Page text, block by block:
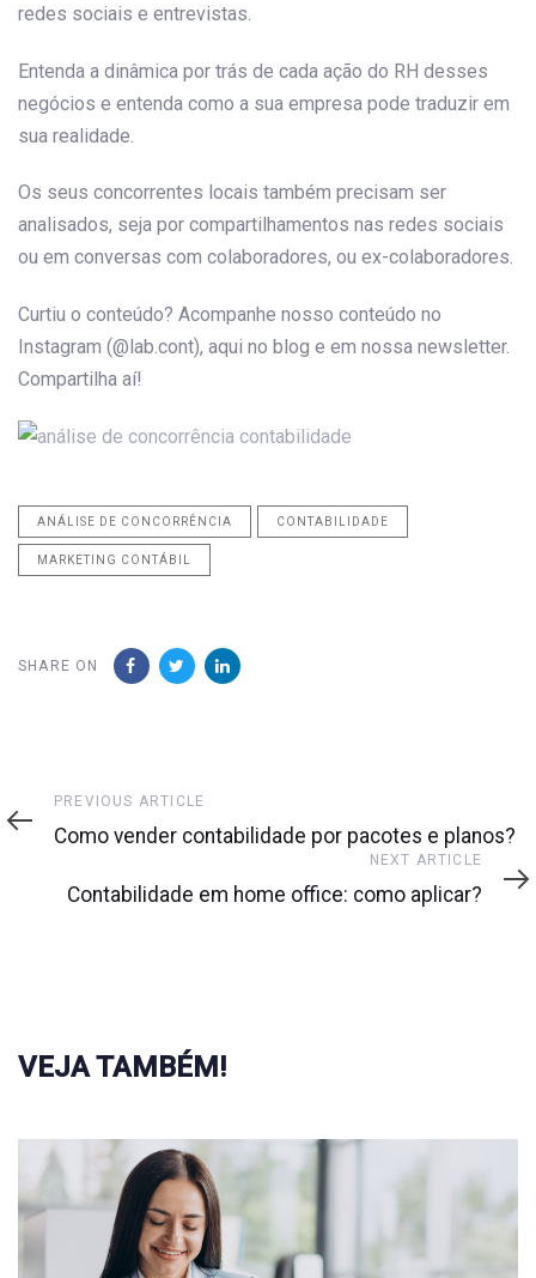
redes sociais e entrevistas.
Entenda a dinâmica por trás de cada ação do RH desses
negócios e entenda como a sua empresa pode traduzir em
sua realidade.
Os seus concorrentes locais também precisam ser
analisados, seja por compartilhamentos nas redes sociais
ou em conversas com colaboradores, ou ex-colaboradores.
Curtiu o conteúdo? Acompanhe nosso conteúdo no
Instagram (@lab.cont), aqui no blog e em nossa newsletter.
Compartilha aí!
ANÁLISE DE CONCORRÊNCIA CONTABILIDADE
MARKETING CONTÁBIL
SHARE ON
Previous
Article
PREVIOUS ARTICLE
Como vender contabilidade por pacotes e planos?
Article
NEXT ARTICLE
Contabilidade em home office: como aplicar?
VEJA TAMBÉM!